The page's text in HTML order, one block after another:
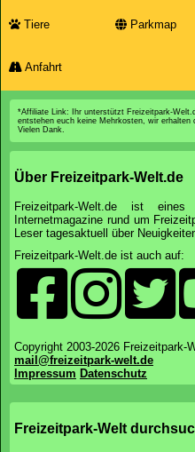
Tiere Parkmap
Anfahrt
*Affiliate Link: Ihr unterstützt Freizeitpark-
entstehen euch keine Mehrkosten, wir erhalten
Vielen Dank.
Über Freizeitpark-Welt.de
Freizeitpark-Welt.de ist
Internetmagazine rund um
Leser tagesaktuell über
Freizeitpark-Welt.de ist auch auf:
Copyright 2003-2026 Freizeitpark-
mail@freizeitpark-welt.de
Impressum Datenschutz
Freizeitpark-Welt